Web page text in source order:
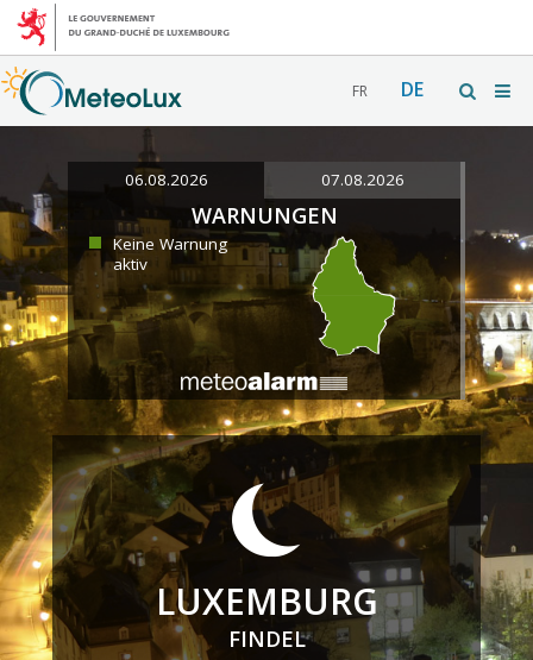
FR DE
06.08.2026 07.08.2026
WARNUNGEN
Keine Warnung
aktiv
LUXEMBURG
FINDEL